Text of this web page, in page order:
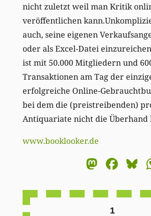
nicht zuletzt weil man Kritik
veröffentlichen
auch, seine eigenen
oder als Excel-Datei
ist mit 50.000 Mitgliedern und
Transaktionen am Tag der
erfolgreiche Online-
bei dem die (preistreibenden)
Antiquariate nicht die Überhand
www.booklooker.de
1